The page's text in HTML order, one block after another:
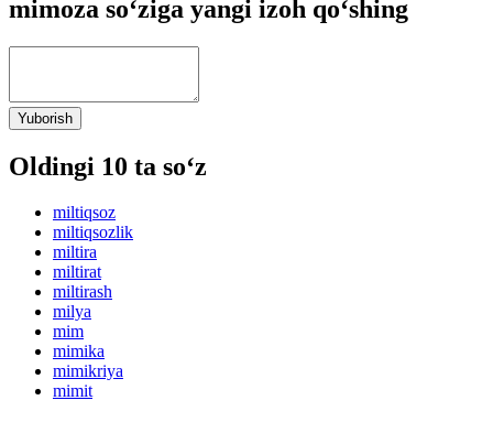
mimoza so‘ziga yangi izoh qo‘shing
Yuborish
Oldingi 10 ta so‘z
miltiqsoz
miltiqsozlik
miltira
miltirat
miltirash
milya
mim
mimika
mimikriya
mimit